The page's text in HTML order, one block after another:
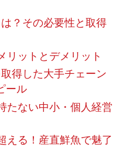
？その必要性と取得
リットとデメリット
得した大手チェーン
ール
たない中小・個人経営
える！産直鮮魚で魅了